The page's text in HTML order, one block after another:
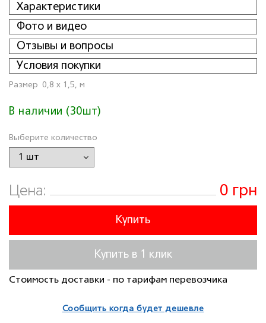
Характеристики
Фото и видео
Отзывы и вопросы
Условия покупки
Размер 0,8 x 1,5, м
В наличии (30шт)
Выберите количество
Цена: 0 грн
Купить
Купить в 1 клик
Стоимость доставки - по тарифам перевозчика
Сообщить когда будет дешевле